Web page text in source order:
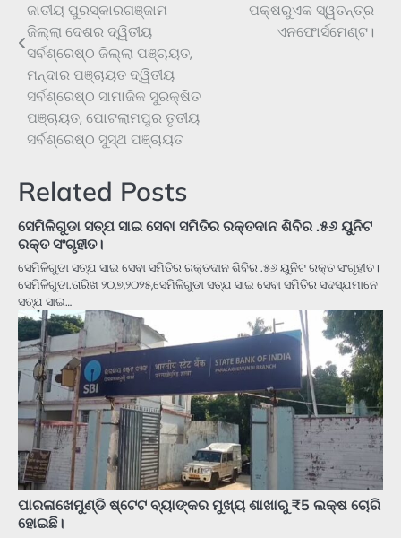
ଜାତୀୟ ପୁରସ୍କାରଗଞ୍ଜାମ
ଜିଲ୍ଲା ଦେଶର ଦ୍ୱିତୀୟ
ସର୍ବଶ୍ରେଷ୍ଠ ଜିଲ୍ଲା ପଞ୍ଚାୟତ,
ମନ୍ଦାର ପଞ୍ଚାୟତ ଦ୍ୱିତୀୟ
ସର୍ବଶ୍ରେଷ୍ଠ ସାମାଜିକ ସୁରକ୍ଷିତ
ପଞ୍ଚାୟତ, ପୋଟଲାମପୁର ତୃତୀୟ
ସର୍ବଶ୍ରେଷ୍ଠ ସୁସ୍ଥ ପଞ୍ଚାୟତ
ପକ୍ଷରୁଏକ ସ୍ୱତନ୍ତ୍ର
ଏନଫୋର୍ସମେଣ୍ଟ।
Related Posts
ସେମିଳିଗୁଡା ସତ୍ଯ ସାଇ ସେବା ସମିତିର ରକ୍ତଦାନ ଶିବିର .୫୬ ୟୁନିଟ
ରକ୍ତ ସଂଗୃହୀତ।
ସେମିଳିଗୁଡା ସତ୍ଯ ସାଇ ସେବା ସମିତିର ରକ୍ତଦାନ ଶିବିର .୫୬ ୟୁନିଟ ରକ୍ତ ସଂଗୃହୀତ।
ସେମିଳିଗୁଡା.ତାରିଖ ୨୦,୭,୨୦୨୫,ସେମିଳିଗୁଡା ସତ୍ଯ ସାଇ ସେବା ସମିତିର ସଦସ୍ଯମାନେ
ସତ୍ଯ ସାଇ…
ପାରଳାଖେମୁଣ୍ଡି ଷ୍ଟେଟ ବ୍ୟାଙ୍କର ମୁଖ୍ୟ ଶାଖାରୁ ₹5 ଲକ୍ଷ ଚୋରି
ହୋଇଛି।